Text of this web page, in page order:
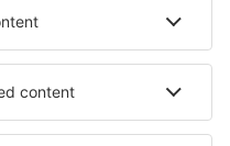
Overgaard
Cerdido